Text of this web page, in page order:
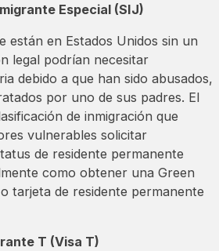
Especial (SIJ)
están en Estados Unidos sin un
legal podrían necesitar
debido a que han sido abusados,
por uno de sus padres. El
de inmigración que
vulnerables solicitar
de residente permanente
como obtener una Green
tarjeta de residente permanente
T (Visa T)